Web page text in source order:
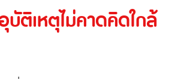
ยทุกชนิดของอุตสาหกรรม
ายนอก
ะงัก
ละขนส่ง
ติเหตุไม่คาดคิดใกล้